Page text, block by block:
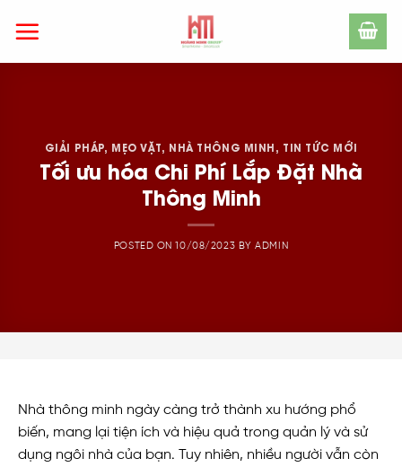
GIẢI PHÁP, MẸO VẶT, NHÀ THÔNG MINH, TIN TỨC MỚI
Tối ưu hóa Chi Phí Lắp Đặt Nhà
Thông Minh
POSTED ON10/08/2023 BYADMIN
Nhà thông minh ngày càng trở thành xu hướng phổ
biến, mang lại tiện ích và hiệu quả trong quản lý và sử
dụng ngôi nhà của bạn. Tuy nhiên, nhiều người vẫn còn